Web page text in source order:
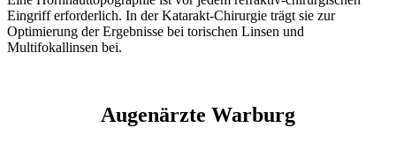
Eingriff erforderlich. In der Katarakt-Chirurgie trägt sie zur
Optimierung der Ergebnisse bei torischen Linsen und
Multifokallinsen bei.
Augenärzte Warburg